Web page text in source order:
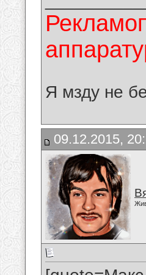
Я мзду не
09.12.2015,